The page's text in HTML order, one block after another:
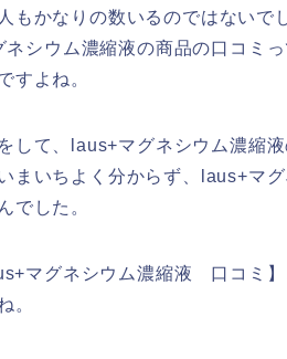
もかなりの数いるのではないで
シウム濃縮液の商品の口コミ
すよね。
して、laus+マグネシウム濃縮
まいちよく分からず、laus+マ
でした。
マグネシウム濃縮液 口コミ
。